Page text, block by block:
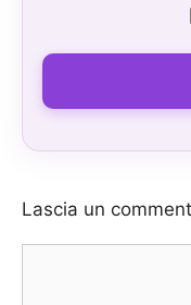
Lascia un